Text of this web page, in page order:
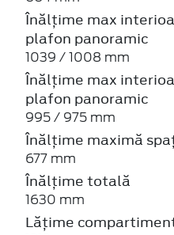
Înălțime max
plafon panoramic
1039 / 1008 mm
Înălțime max
plafon panoramic
995 / 975 mm
Înălțime maximă
677 mm
Înălțime totală
1630 mm
Lățime